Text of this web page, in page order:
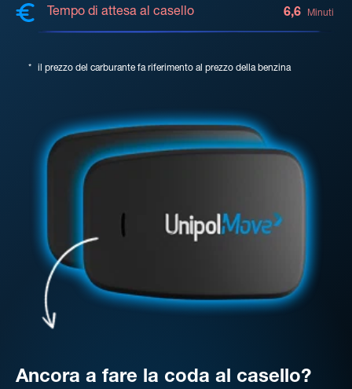
Tempo di attesa al casello 6,6 Minuti
* il prezzo del carburante fa riferimento al prezzo della benzina
Ancora a fare la coda al casello?